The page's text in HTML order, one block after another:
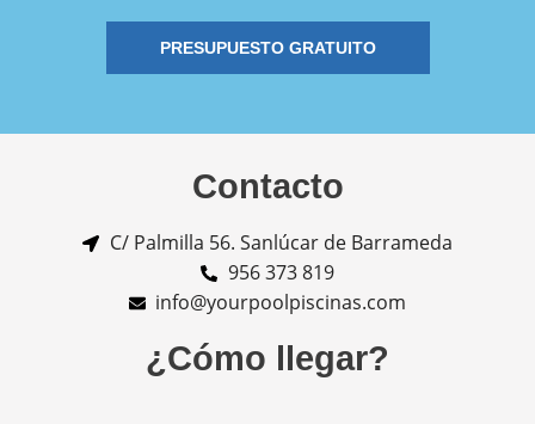
PRESUPUESTO GRATUITO
Contacto
C/ Palmilla 56. Sanlúcar de Barrameda
956 373 819
info@yourpoolpiscinas.com
¿Cómo llegar?